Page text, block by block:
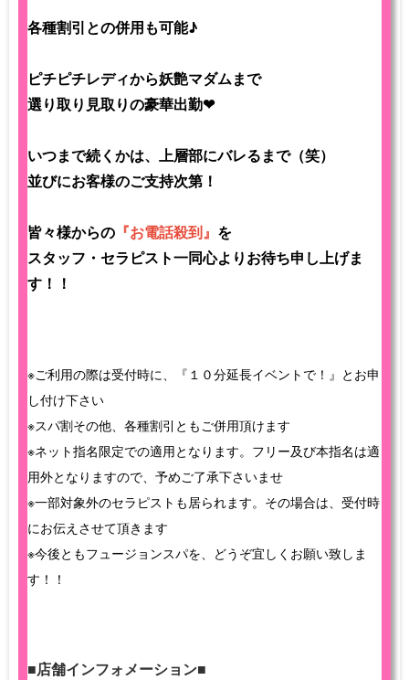
各種割引との併用も可能♪
ピチピチレディから妖艶マダムまで
選り取り見取りの豪華出勤❤
いつまで続くかは、上層部にバレるまで（笑）
並びにお客様のご支持次第！
皆々様からの 『お電話殺到』 を
スタッフ・セラピスト一同心よりお待ち申し上げま
す！！
※ご利用の際は受付時に、『１０分延長イベントで！』とお申
し付け下さい
※スパ割その他、各種割引ともご併用頂けます
※ネット指名限定での適用となります。フリー及び本指名は適
用外となりますので、予めご了承下さいませ
※一部対象外のセラピストも居られます。その場合は、受付時
にお伝えさせて頂きます
※今後ともフュージョンスパを、どうぞ宜しくお願い致しま
す！！
■店舗インフォメーション■